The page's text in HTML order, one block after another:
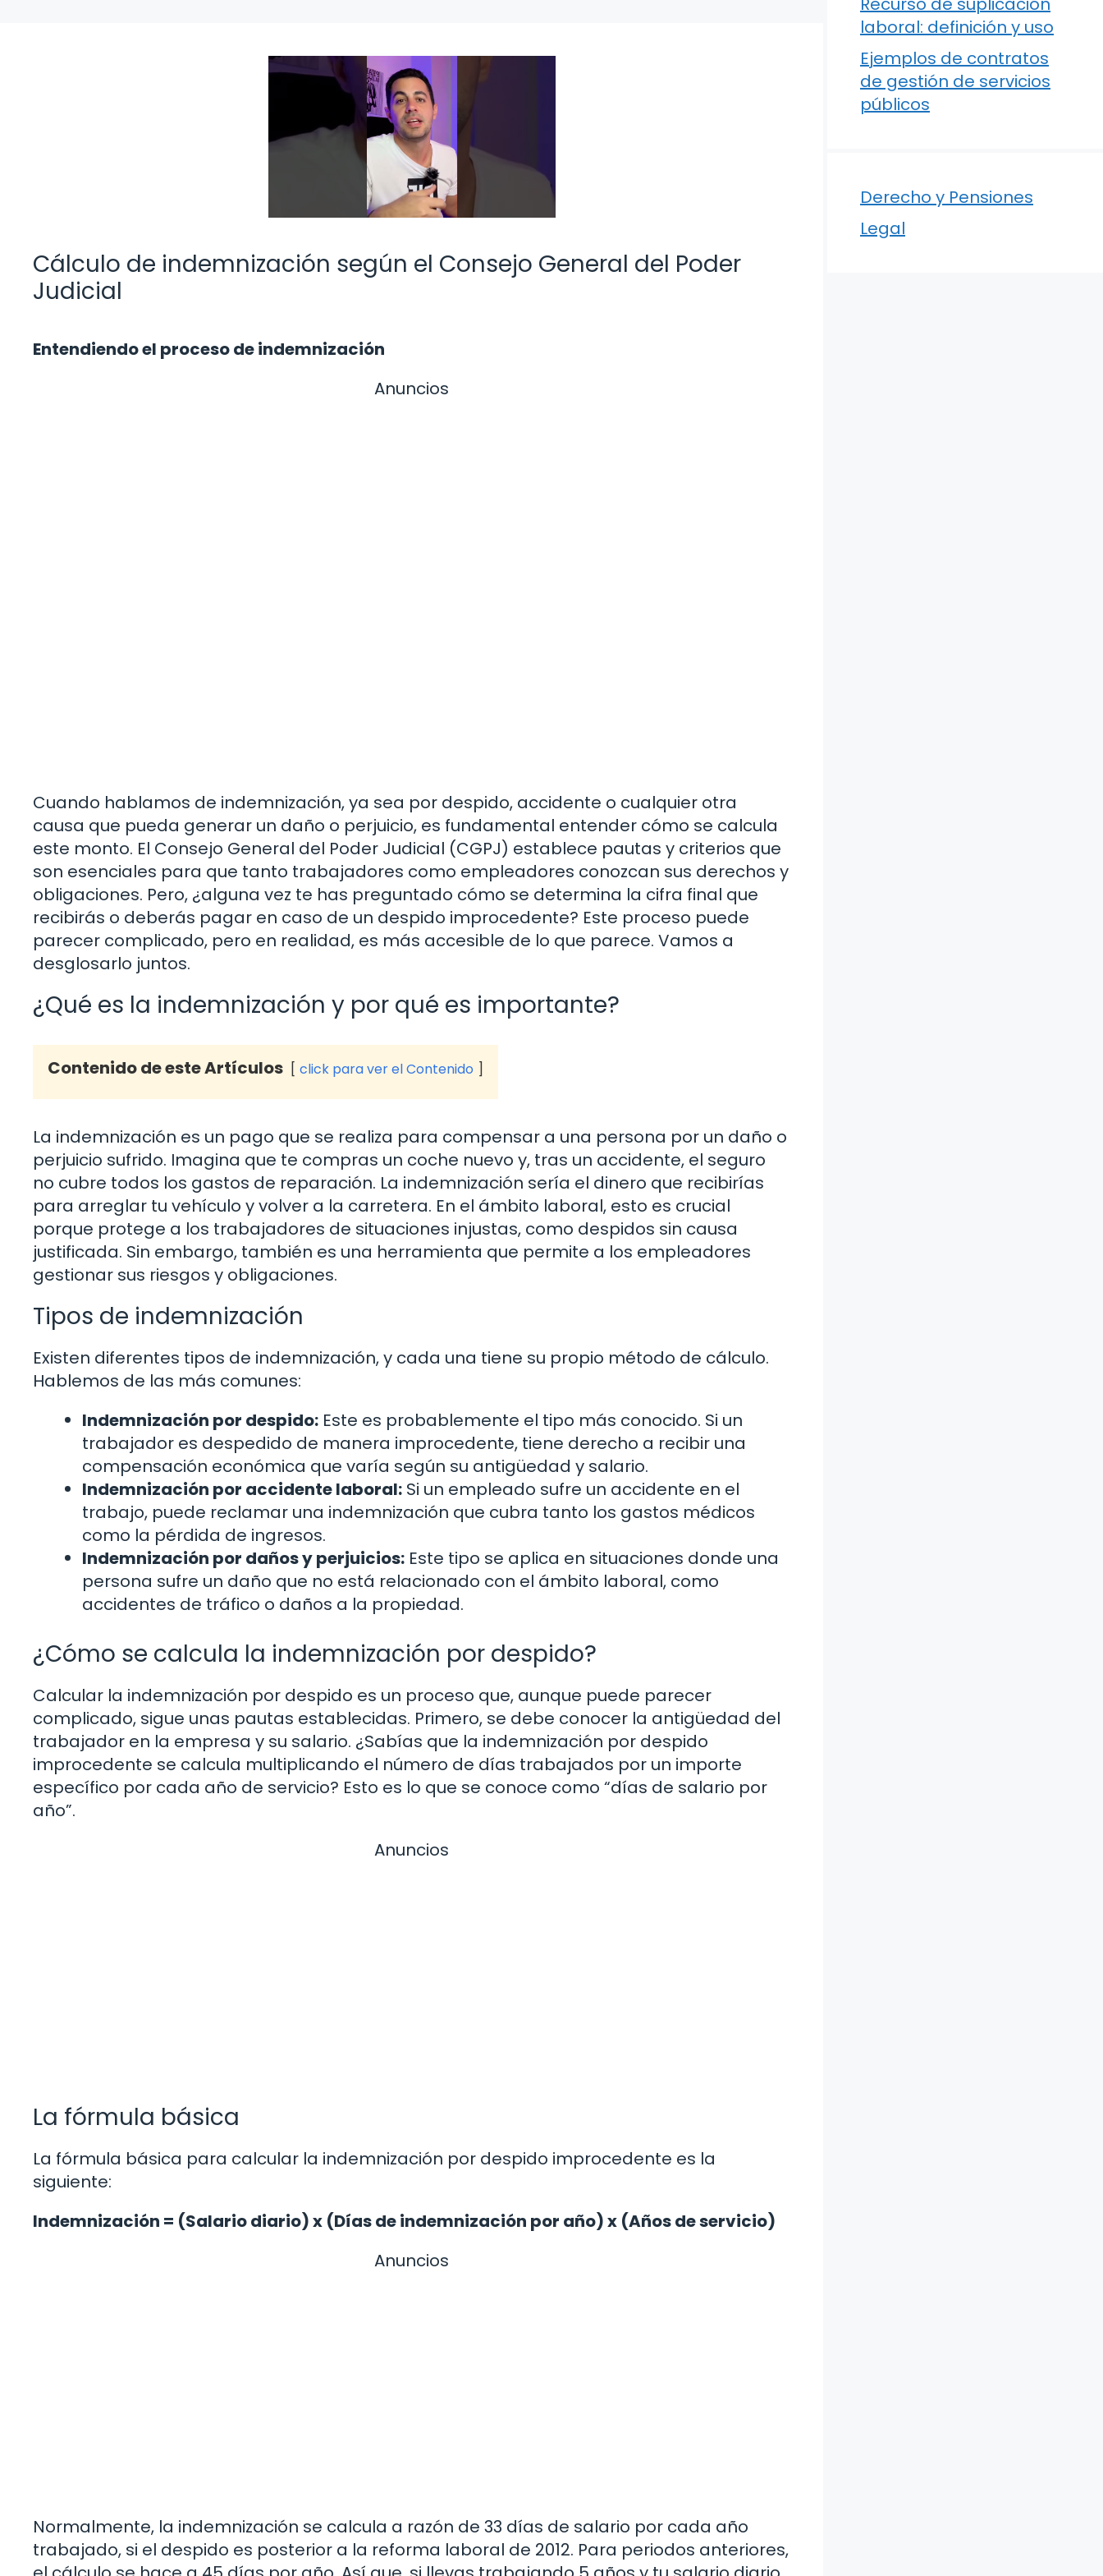
Cálculo de indemnización según el Consejo General del Poder
Judicial
Entendiendo el proceso de indemnización
Anuncios
Cuando hablamos de indemnización, ya sea por despido, accidente o cualquier otra
causa que pueda generar un daño o perjuicio, es fundamental entender cómo se calcula
este monto. El Consejo General del Poder Judicial (CGPJ) establece pautas y criterios que
son esenciales para que tanto trabajadores como empleadores conozcan sus derechos y
obligaciones. Pero, ¿alguna vez te has preguntado cómo se determina la cifra final que
recibirás o deberás pagar en caso de un despido improcedente? Este proceso puede
parecer complicado, pero en realidad, es más accesible de lo que parece. Vamos a
desglosarlo juntos.
¿Qué es la indemnización y por qué es importante?
Contenido de este Artículos click para ver el Contenido
La indemnización es un pago que se realiza para compensar a una persona por un daño o
perjuicio sufrido. Imagina que te compras un coche nuevo y, tras un accidente, el seguro
no cubre todos los gastos de reparación. La indemnización sería el dinero que recibirías
para arreglar tu vehículo y volver a la carretera. En el ámbito laboral, esto es crucial
porque protege a los trabajadores de situaciones injustas, como despidos sin causa
justificada. Sin embargo, también es una herramienta que permite a los empleadores
gestionar sus riesgos y obligaciones.
Tipos de indemnización
Existen diferentes tipos de indemnización, y cada una tiene su propio método de cálculo.
Hablemos de las más comunes:
Indemnización por despido: Este es probablemente el tipo más conocido. Si un
trabajador es despedido de manera improcedente, tiene derecho a recibir una
compensación económica que varía según su antigüedad y salario.
Indemnización por accidente laboral: Si un empleado sufre un accidente en el
trabajo, puede reclamar una indemnización que cubra tanto los gastos médicos
como la pérdida de ingresos.
Indemnización por daños y perjuicios: Este tipo se aplica en situaciones donde una
persona sufre un daño que no está relacionado con el ámbito laboral, como
accidentes de tráfico o daños a la propiedad.
¿Cómo se calcula la indemnización por despido?
Calcular la indemnización por despido es un proceso que, aunque puede parecer
complicado, sigue unas pautas establecidas. Primero, se debe conocer la antigüedad del
trabajador en la empresa y su salario. ¿Sabías que la indemnización por despido
improcedente se calcula multiplicando el número de días trabajados por un importe
específico por cada año de servicio? Esto es lo que se conoce como “días de salario por
año”.
Anuncios
La fórmula básica
La fórmula básica para calcular la indemnización por despido improcedente es la
siguiente:
Indemnización = (Salario diario) x (Días de indemnización por año) x (Años de servicio)
Anuncios
Normalmente, la indemnización se calcula a razón de 33 días de salario por cada año
trabajado, si el despido es posterior a la reforma laboral de 2012. Para periodos anteriores,
laboral: definición y uso
Ejemplos de contratos
de gestión de servicios
públicos
Derecho y Pensiones
Legal